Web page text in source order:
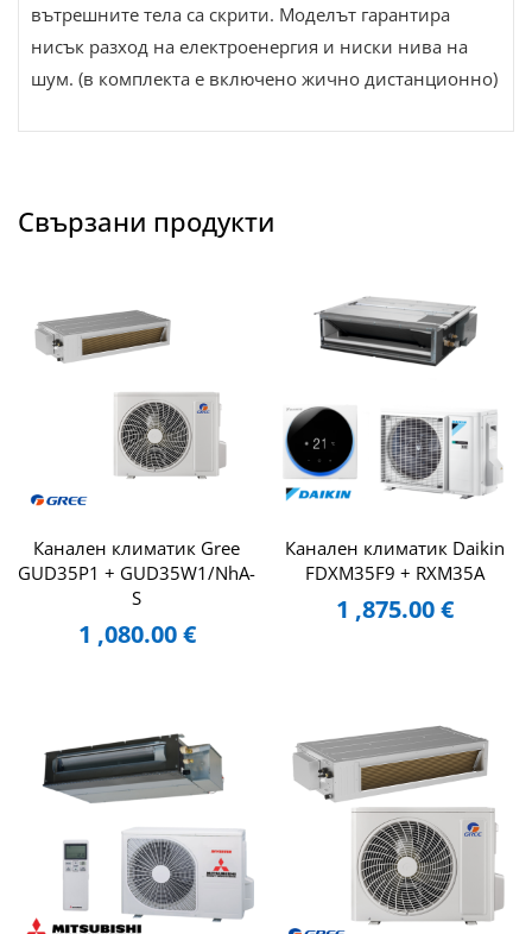
вътрешните тела са скрити. Моделът гарантира
нисък разход на електроенергия и ниски нива на
шум. (в комплекта е включено жично дистанционно)
Свързани продукти
Канален климатик Gree
GUD35P1 + GUD35W1/NhA-
S
1 ,080.00€
Канален климатик Daikin
FDXM35F9 + RXM35A
1 ,875.00€